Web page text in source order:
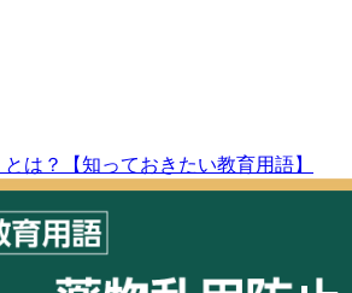
は？【知っておきたい教育用語】